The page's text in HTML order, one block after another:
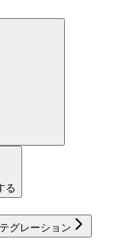
る
グレーション